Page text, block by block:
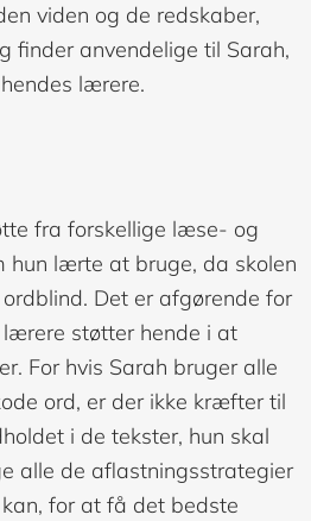
viden og de redskaber,
finder anvendelige til Sarah,
lærere.
fra forskellige læse- og
hun lærte at bruge, da skolen
Det er afgørende for
støtter hende i at
For hvis Sarah bruger alle
ord, er der ikke kræfter til
i de tekster, hun skal
alle de aflastningsstrategier
for at få det bedste